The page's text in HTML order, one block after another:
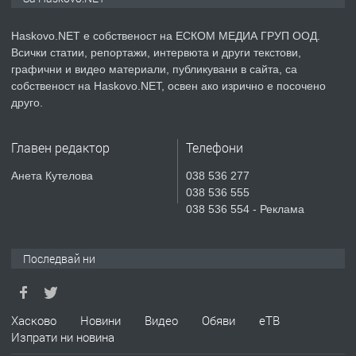
преди 3 дни
ПРЕДЛАГА
Продавам парцел в гр. Хасково кв.
СГЛОБЯВАНЕ НА МЕБЕЛИ.
апартамент под наем в кв.
Haskovo.NET е собственост на ЕСКОМ МЕДИА ГРУП ООД.
Всички статии, репортажи, интервюта и други текстови,
графични и видео материали, публикувани в сайта, са
собственост на Haskovo.NET, освен ако изрично е посочено
друго.
Главен редактор
Анета Кутелова
Телефони
038 536 277
038 536 555
038 536 554 - Реклама
Последвай ни
Хасково Новини Видео Обяви
еТВ
Изпрати ни новина